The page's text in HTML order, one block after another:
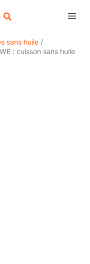
sans huile
: cuisson sans huile